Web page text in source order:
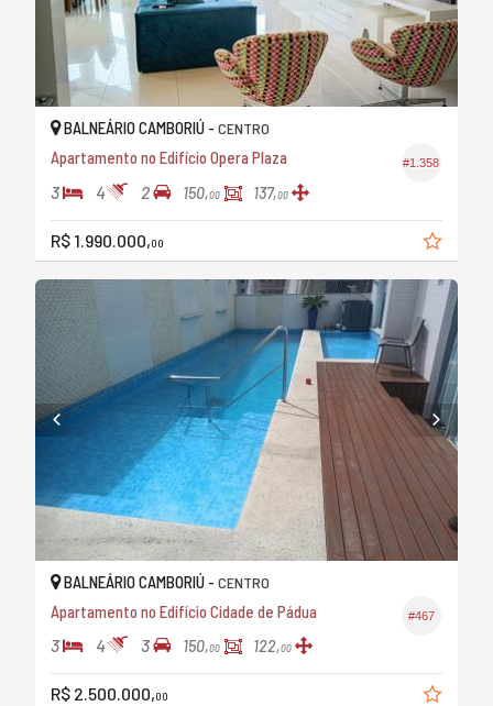
#1.358
BALNEÁRIO CAMBORIÚ - CENTRO
Apartamento no Edifício Opera Plaza
3 4 2 150,00 137,00
R$ 1.990.000,00
#467
BALNEÁRIO CAMBORIÚ - CENTRO
Apartamento no Edifício Cidade de Pádua
3 4 3 150,00 122,00
R$ 2.500.000,00